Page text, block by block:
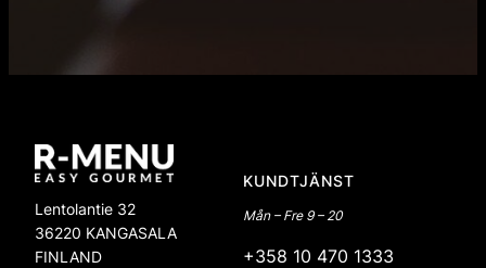
Lentolantie 32
36220 KANGASALA
FINLAND
KUNDTJÄNST
Mån – Fre 9 – 20
+358 10 470 1333